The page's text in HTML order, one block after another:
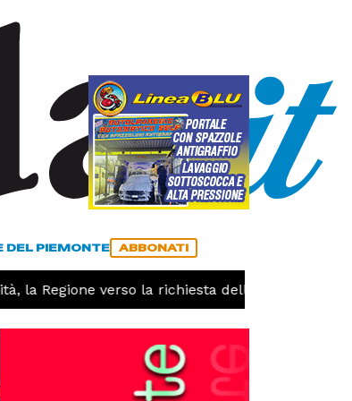
DEL PIEMONTE ABBONATI
la Regione verso la richiesta dello stato di